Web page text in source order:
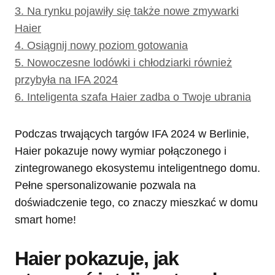
3. Na rynku pojawiły się także nowe zmywarki
Haier
4. Osiągnij nowy poziom gotowania
5. Nowoczesne lodówki i chłodziarki również
przybyła na IFA 2024
6. Inteligenta szafa Haier zadba o Twoje ubrania
Podczas trwających targów IFA 2024 w Berlinie,
Haier pokazuje nowy wymiar połączonego i
zintegrowanego ekosystemu inteligentnego domu.
Pełne spersonalizowanie pozwala na
doświadczenie tego, co znaczy mieszkać w domu
smart home!
Haier pokazuje, jak